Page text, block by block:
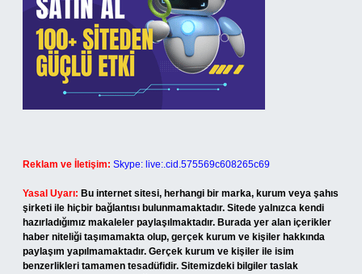
Reklam ve İletişim: Skype: live:.cid.575569c608265c69
Yasal Uyarı: Bu internet sitesi, herhangi bir marka, kurum veya şahıs
şirketi ile hiçbir bağlantısı bulunmamaktadır. Sitede yalnızca kendi
hazırladığımız makaleler paylaşılmaktadır. Burada yer alan içerikler
haber niteliği taşımamakta olup, gerçek kurum ve kişiler hakkında
paylaşım yapılmamaktadır. Gerçek kurum ve kişiler ile isim
benzerlikleri tamamen tesadüfidir. Sitemizdeki bilgiler taslak